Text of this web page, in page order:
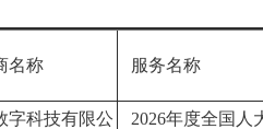
名称 服务名称
字科技有限公
2026年度全国人